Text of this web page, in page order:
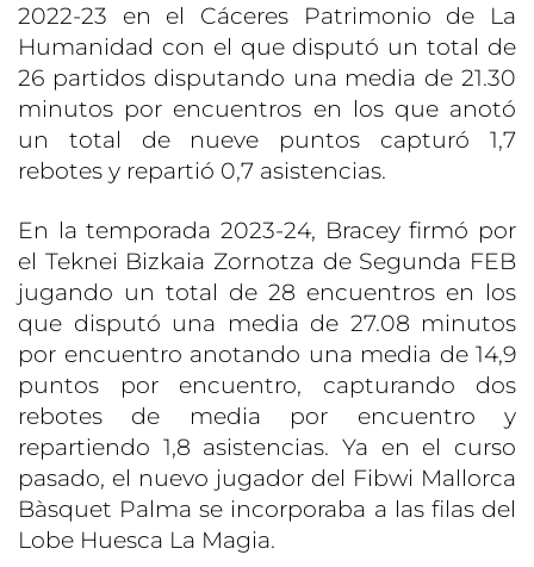
2022-23 en el Cáceres Patrimonio de La
Humanidad con el que disputó un total de
26 partidos disputando una media de 21.30
minutos por encuentros en los que anotó
un total de nueve puntos capturó 1,7
rebotes y repartió 0,7 asistencias.
En la temporada 2023-24, Bracey firmó por
el Teknei Bizkaia Zornotza de Segunda FEB
jugando un total de 28 encuentros en los
que disputó una media de 27.08 minutos
por encuentro anotando una media de 14,9
puntos por encuentro, capturando dos
rebotes de media por encuentro y
repartiendo 1,8 asistencias. Ya en el curso
pasado, el nuevo jugador del Fibwi Mallorca
Bàsquet Palma se incorporaba a las filas del
Lobe Huesca La Magia.